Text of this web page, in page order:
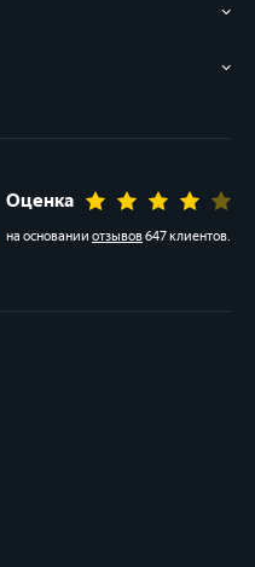
Оценка
на основании отзывов647 клиентов.